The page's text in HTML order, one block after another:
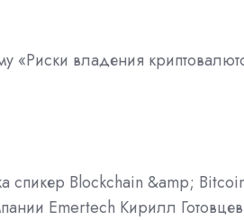
«Риски владения
спикер Blockchain &amp;
Emertech Кирилл